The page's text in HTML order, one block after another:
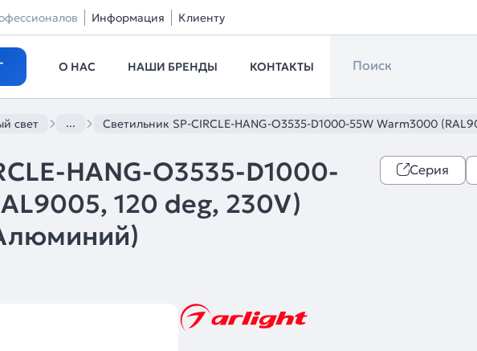
Информация Клиенту
О НАС НАШИ БРЕНДЫ КОНТАКТЫ
свет ... Светильник SP-CIRCLE-HANG-O3535-D1000-55W Warm3000
HANG-O3535-D1000-
120 deg, 230V)
Серия